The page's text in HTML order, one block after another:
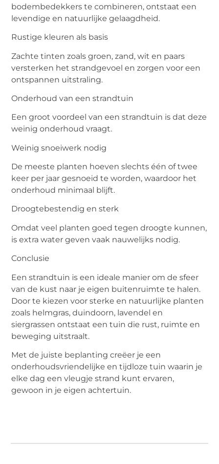
bodembedekkers te combineren, ontstaat een
levendige en natuurlijke gelaagdheid.
Rustige kleuren als basis
Zachte tinten zoals groen, zand, wit en paars
versterken het strandgevoel en zorgen voor een
ontspannen uitstraling.
Onderhoud van een strandtuin
Een groot voordeel van een strandtuin is dat deze
weinig onderhoud vraagt.
Weinig snoeiwerk nodig
De meeste planten hoeven slechts één of twee
keer per jaar gesnoeid te worden, waardoor het
onderhoud minimaal blijft.
Droogtebestendig en sterk
Omdat veel planten goed tegen droogte kunnen,
is extra water geven vaak nauwelijks nodig.
Conclusie
Een strandtuin is een ideale manier om de sfeer
van de kust naar je eigen buitenruimte te halen.
Door te kiezen voor sterke en natuurlijke planten
zoals helmgras, duindoorn, lavendel en
siergrassen ontstaat een tuin die rust, ruimte en
beweging uitstraalt.
Met de juiste beplanting creëer je een
onderhoudsvriendelijke en tijdloze tuin waarin je
elke dag een vleugje strand kunt ervaren,
gewoon in je eigen achtertuin.